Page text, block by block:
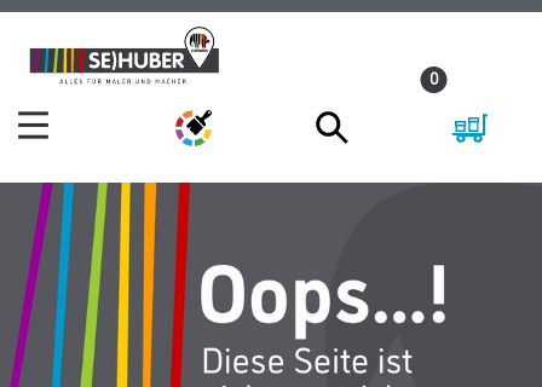
Zum
Inhalt
Zum
Navigationsmenü
0